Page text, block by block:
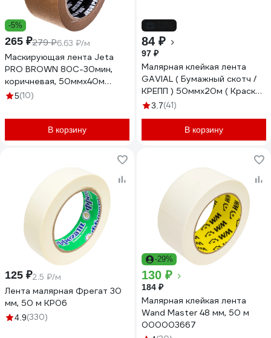
-5%
265 ₽279 ₽6.63 ₽/м
Маскирующая лента Jeta
PRO BROWN 80С-30мин,
коричневая, 50ммx40м
58180/50
5(10)
В корзину
84 ₽
97 ₽
Малярная клейкая лента
GAVIAL ( Бумажный скотч /
КРЕПП ) 50ммх20м ( Краска
и защита стен ) 2164
3.7(41)
В корзину
125 ₽2.5 ₽/м
Лента малярная Фрегат 30
мм, 50 м КР06
4.9(330)
-29%
130 ₽
184 ₽
Малярная клейкая лента
Wand Master 48 мм, 50 м
000003667